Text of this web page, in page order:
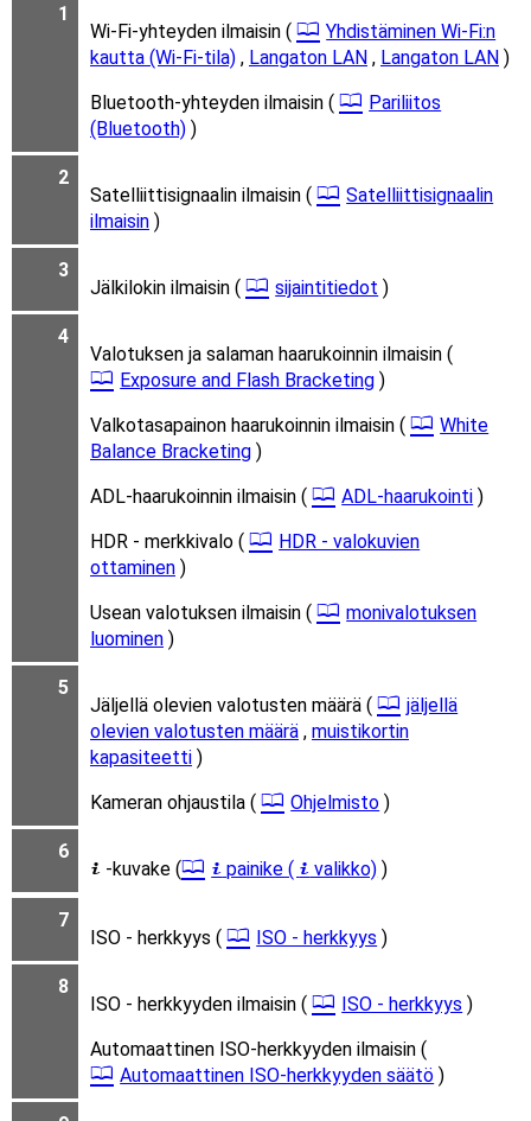
1
Wi-Fi-yhteyden ilmaisin (
Yhdistäminen Wi-Fi:n
kautta (Wi-Fi-tila) , Langaton LAN , Langaton LAN )
Bluetooth-yhteyden ilmaisin (
Pariliitos
(Bluetooth) )
2
Satelliittisignaalin ilmaisin (
Satelliittisignaalin
ilmaisin )
3
Jälkilokin ilmaisin ( sijaintitiedot )
4
Valotuksen ja salaman haarukoinnin ilmaisin (
Exposure and Flash Bracketing )
Valkotasapainon haarukoinnin ilmaisin (
White
Balance Bracketing )
ADL-haarukoinnin ilmaisin (
ADL-haarukointi )
HDR - merkkivalo (
HDR - valokuvien
ottaminen )
Usean valotuksen ilmaisin (
monivalotuksen
luominen )
5
Jäljellä olevien valotusten määrä (
jäljellä
olevien valotusten määrä , muistikortin
kapasiteetti )
Kameran ohjaustila (
Ohjelmisto )
6
i -kuvake ( i painike ( i valikko) )
7
ISO - herkkyys ( ISO - herkkyys )
8
ISO - herkkyyden ilmaisin ( ISO - herkkyys )
Automaattinen ISO-herkkyyden ilmaisin (
Automaattinen ISO-herkkyyden säätö )